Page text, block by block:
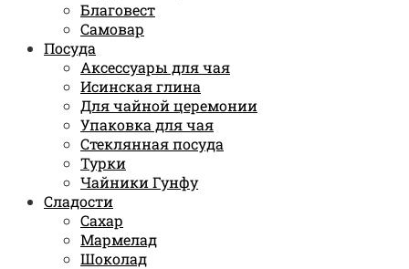
Благовест
Самовар
Посуда
Аксессуары для чая
Исинская глина
Для чайной церемонии
Упаковка для чая
Стеклянная посуда
Турки
Чайники Гунфу
Сладости
Сахар
Мармелад
Шоколад